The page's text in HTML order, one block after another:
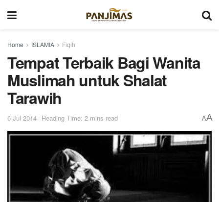
Home ISLAMIA Fiqih
Tempat Terbaik Bagi Wanita
Muslimah untuk Shalat
Tarawih
6 Jul 2014 Reading Time: 2 mins read AA